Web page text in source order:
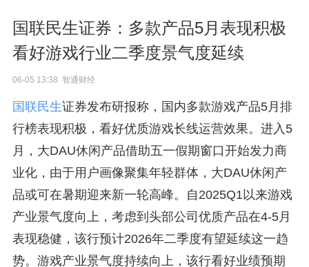
国联民生证券：多款产品5月表现积极
看好游戏行业二季度景气度延续
06-05 13:38 智通财经
国联民生证券发布研报称，国内多款游戏产品5月排
行榜表现积极，看好优质游戏长线运营效果。进入5
月，大DAU休闲产品借助五一假期窗口开始发力商
业化，由于用户画像聚集年轻群体，大DAU休闲产
品或可在暑期迎来新一轮高峰。自2025Q1以来游戏
产业景气度向上，考虑到头部公司优质产品在4-5月
表现稳健，该行预计2026年二季度有望延续这一趋
势。游戏产业景气度持续向上，该行看好业绩预期